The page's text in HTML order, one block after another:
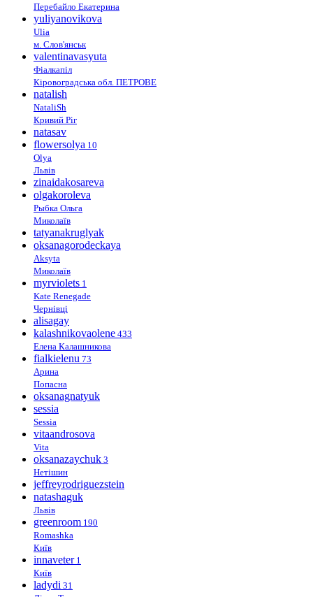
Перебайло Екатерина
yuliyanovikova
Ulia
м. Слов'янськ
valentinavasyuta
Фіалкапіл
Кіровоградська обл. ПЕТРОВЕ
natalish
NataliSh
Кривий Ріг
natasav
flowersolya 10
Olya
Львів
zinaidakosareva
olgakoroleva
Рыбка Ольга
Миколаїв
tatyanakruglyak
oksanagorodeckaya
Aksyta
Миколаїв
myrviolets 1
Kate Renegade
Чернівці
alisagay
kalashnikovaolene 433
Елена Калашникова
fialkielenu 73
Арина
Попасна
oksanagnatyuk
sessia
Sessia
vitaandrosova
Vita
oksanazaychuk 3
Нетішин
jeffreyrodriguezstein
natashaguk
Львів
greenroom 190
Romashka
Київ
innaveter 1
Київ
ladydi 31